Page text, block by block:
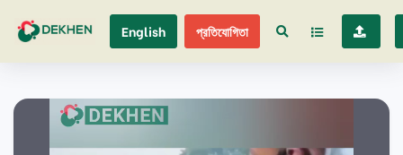
English প্রতিযোগিতা